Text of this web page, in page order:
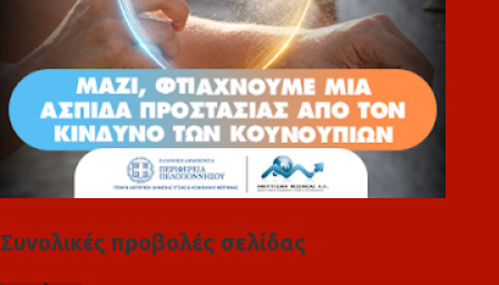
Συνολικές προβολές σελίδας